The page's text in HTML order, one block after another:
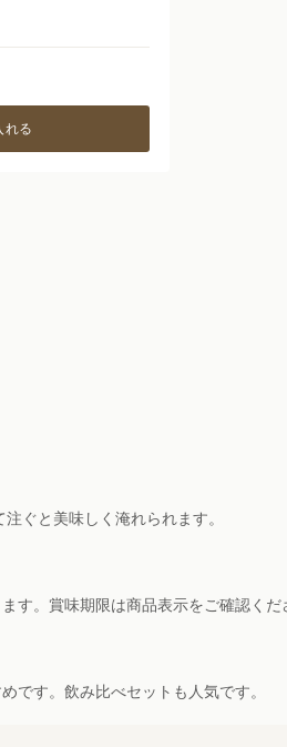
れる
ぐと美味しく淹れられます。
す。賞味期限は商品表示をご確認くだ
です。飲み比べセットも人気です。